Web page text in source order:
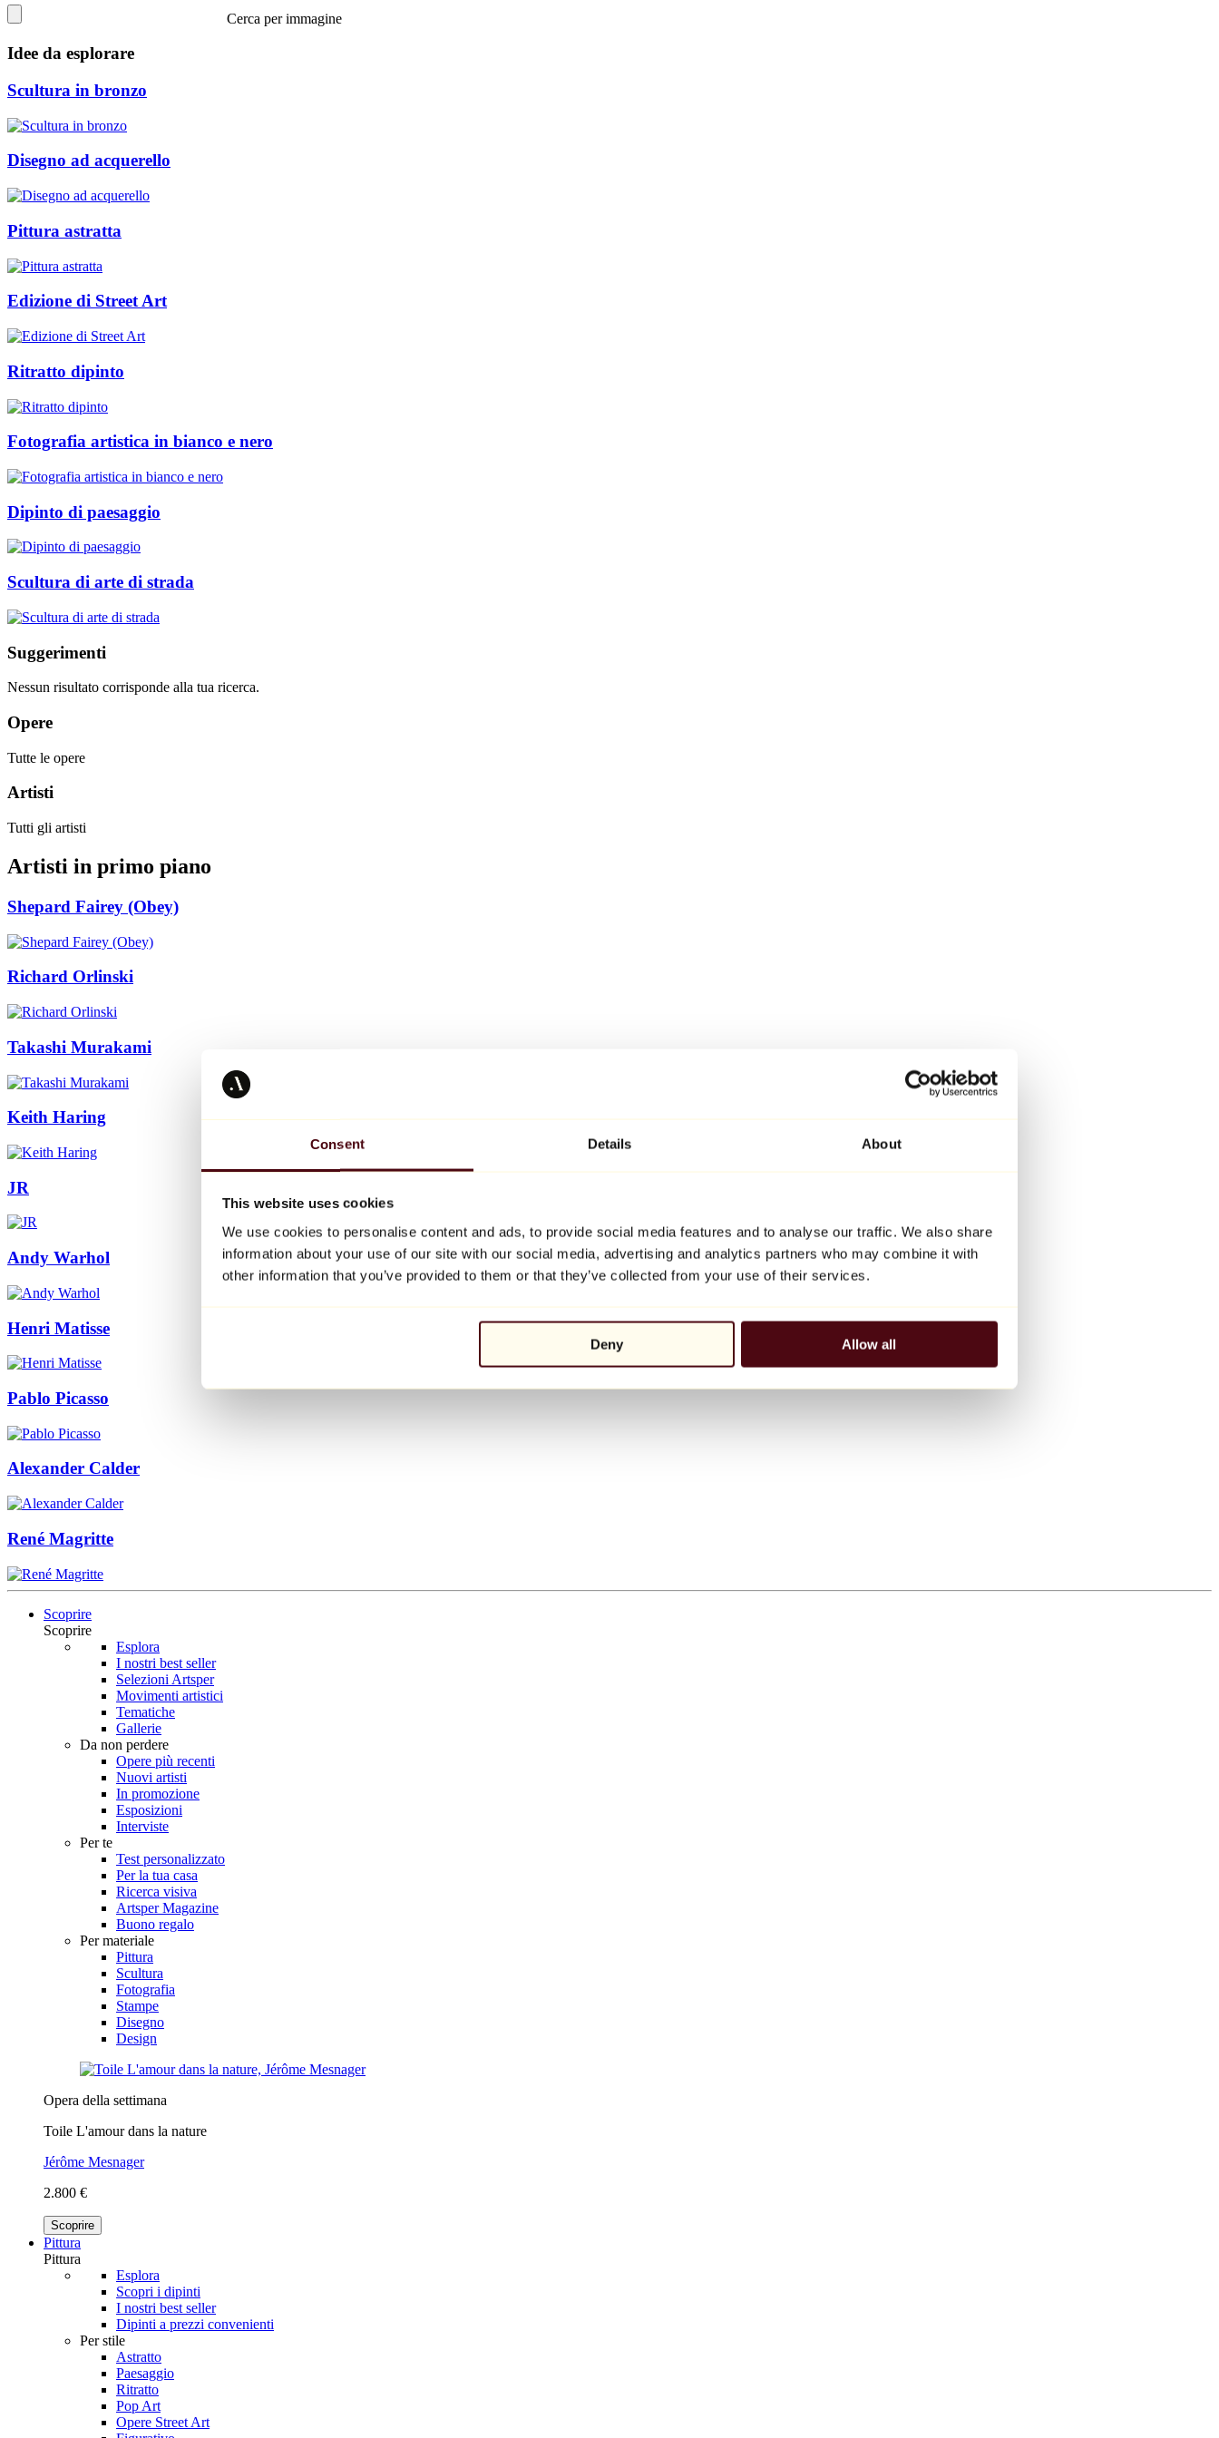
Consent Details About
This website uses cookies
We use cookies to personalise content and ads, to provide social media features and to analyse our traffic. We also share
information about your use of our site with our social media, advertising and analytics partners who may combine it with
other information that you’ve provided to them or that they’ve collected from your use of their services.
Deny Allow all
Cerca per immagine
Idee da esplorare
Scultura in bronzo
Disegno ad acquerello
Pittura astratta
Edizione di Street Art
Ritratto dipinto
Fotografia artistica in bianco e nero
Dipinto di paesaggio
Scultura di arte di strada
Suggerimenti
Nessun risultato corrisponde alla tua ricerca.
Opere
Tutte le opere
Artisti
Tutti gli artisti
Artisti in primo piano
Shepard Fairey (Obey)
Richard Orlinski
Takashi Murakami
Keith Haring
JR
Andy Warhol
Henri Matisse
Pablo Picasso
Alexander Calder
René Magritte
Scoprire
Scoprire
Esplora
I nostri best seller
Selezioni Artsper
Movimenti artistici
Tematiche
Gallerie
Da non perdere
Opere più recenti
Nuovi artisti
In promozione
Esposizioni
Interviste
Per te
Test personalizzato
Per la tua casa
Ricerca visiva
Artsper Magazine
Buono regalo
Per materiale
Pittura
Scultura
Fotografia
Stampe
Disegno
Design
Opera della settimana
Toile L'amour dans la nature
Jérôme Mesnager
2.800 €
Scoprire
Pittura
Pittura
Esplora
Scopri i dipinti
I nostri best seller
Dipinti a prezzi convenienti
Per stile
Astratto
Paesaggio
Ritratto
Pop Art
Opere Street Art